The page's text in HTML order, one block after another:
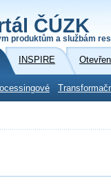
ČÚZK
produktům a službám
INSPIRE